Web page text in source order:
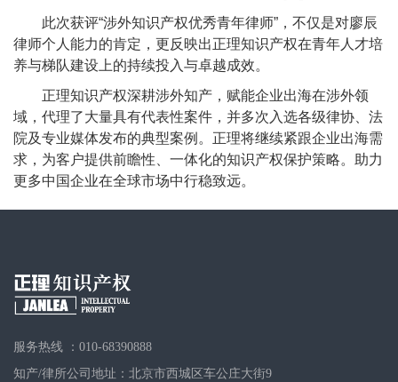
此次获评“涉外知识产权优秀青年律师”，不仅是对廖辰
律师个人能力的肯定，更反映出正理知识产权在青年人才培
养与梯队建设上的持续投入与卓越成效。
正理知识产权深耕涉外知产，赋能企业出海在涉外领
域，代理了大量具有代表性案件，并多次入选各级律协、法
院及专业媒体发布的典型案例。正理将继续紧跟企业出海需
求，为客户提供前瞻性、一体化的知识产权保护策略。助力
更多中国企业在全球市场中行稳致远。
服务热线 ：010-68390888
知产/律所公司地址：北京市西城区车公庄大街9